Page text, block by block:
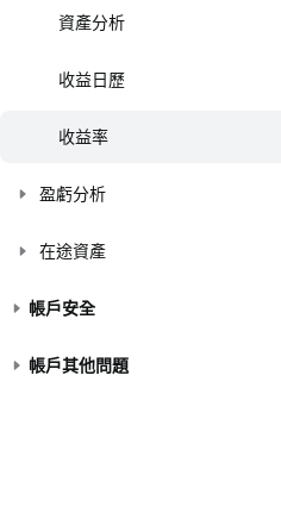
資產分析
收益日歷
收益率
盈虧分析
在途資產
帳戶安全
帳戶其他問題